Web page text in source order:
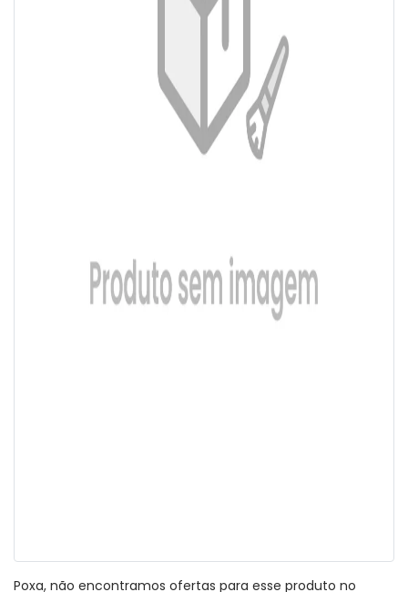
Poxa, não encontramos ofertas para esse produto no